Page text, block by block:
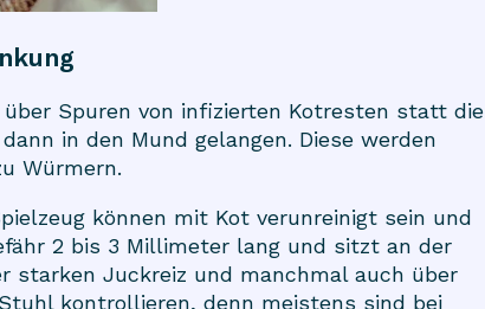
Spuren von infizierten Kotresten statt die
in den Mund gelangen. Diese werden
Würmern.
können mit Kot verunreinigt sein und
2 bis 3 Millimeter lang und sitzt an der
starken Juckreiz und manchmal auch über
kontrollieren, denn meistens sind bei